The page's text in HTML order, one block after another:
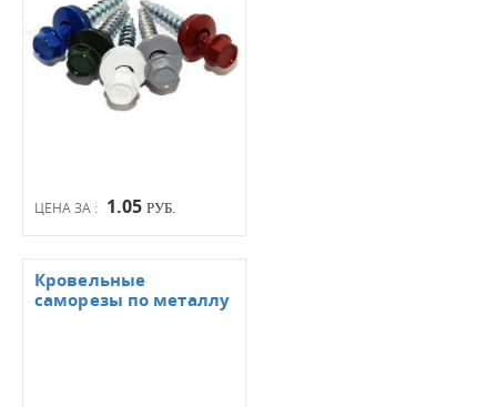
ЦЕНА ЗА : 1.05 РУБ.
Кровельные
саморезы по металлу